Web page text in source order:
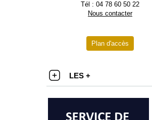
Tél : 04 78 60 50 22
Nous contacter
Plan d'accès
LES +